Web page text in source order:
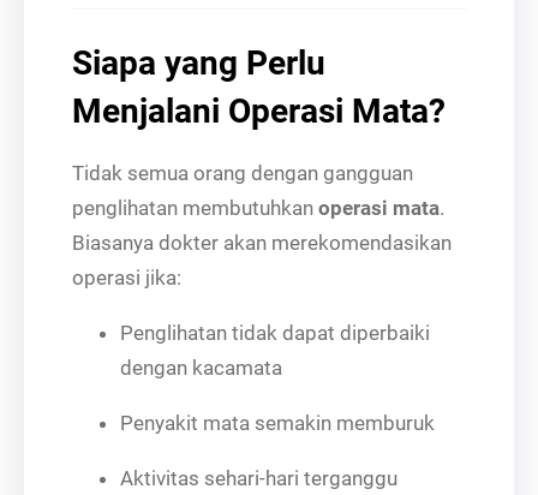
Siapa yang Perlu
Menjalani Operasi Mata?
Tidak semua orang dengan gangguan
penglihatan membutuhkan operasi mata.
Biasanya dokter akan merekomendasikan
operasi jika:
Penglihatan tidak dapat diperbaiki
dengan kacamata
Penyakit mata semakin memburuk
Aktivitas sehari-hari terganggu